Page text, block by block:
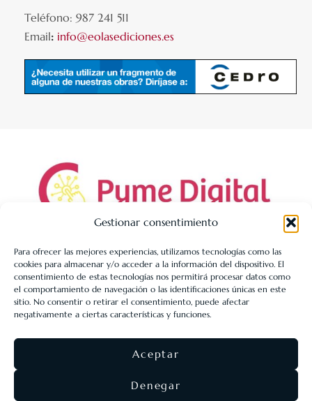
Gestionar consentimiento
Para ofrecer las mejores experiencias, utilizamos tecnologías como las
cookies para almacenar y/o acceder a la información del dispositivo. El
consentimiento de estas tecnologías nos permitirá procesar datos como
el comportamiento de navegación o las identificaciones únicas en este
sitio. No consentir o retirar el consentimiento, puede afectar
negativamente a ciertas características y funciones.
Aceptar
Denegar
Teléfono: 987 241 511
Email: info@eolasediciones.es
LIBRERÍA UNIVERSITARIA LEÓN 1980 SLL ha sido beneficiaria
de Fondos Europeos, cuyo objetivo es la mejora de la
competitividad de las PYMES, y gracias al cual ha puesto en
marcha un Plan de Acción con el objetivo de reforzar la
digitalización y la competitividad de las pymes durante el año
2025. Para ello ha contado con el apoyo del Programa Pyme
Digital de la Cámara de Comercio de León.